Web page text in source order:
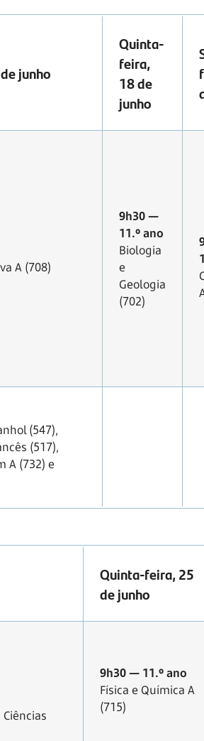
junho
Quinta-
feira,
18 de
junho
A (708)
9h30 —
11.º ano
Biologia
e
Geologia
(702)
(547),
(517),
A (732) e
Quinta-feira, 25
de junho
9h30 — 11.º ano
Física e Química A
(715)